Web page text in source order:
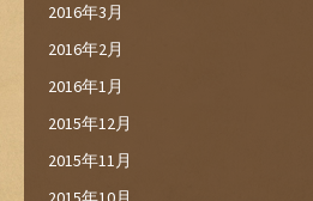
2016年3月
2016年2月
2016年1月
2015年12月
2015年11月